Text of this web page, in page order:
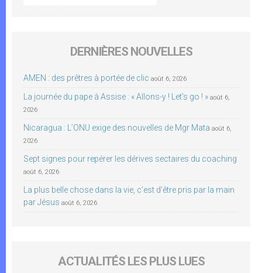
DERNIÈRES NOUVELLES
AMEN : des prêtres à portée de clic août 6, 2026
La journée du pape à Assise : « Allons-y ! Let’s go ! » août 6,
2026
Nicaragua : L’ONU exige des nouvelles de Mgr Mata août 6,
2026
Sept signes pour repérer les dérives sectaires du coaching
août 6, 2026
La plus belle chose dans la vie, c’est d’être pris par la main
par Jésus août 6, 2026
ACTUALITÉS LES PLUS LUES